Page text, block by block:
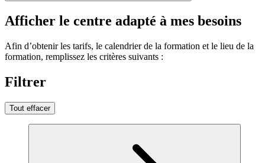
Afficher le centre adapté à mes besoins
Afin d’obtenir les tarifs, le calendrier de la formation et le lieu de la
formation, remplissez les critères suivants :
Filtrer
Tout effacer